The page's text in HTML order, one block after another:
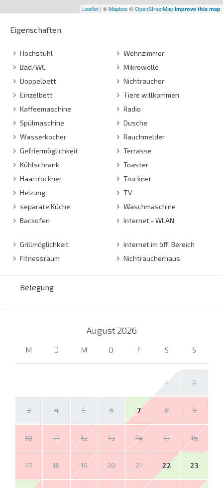
Leaflet | ©Mapbox ©OpenStreetMap Improve this map
Eigenschaften
Hochstuhl
Bad/WC
Doppelbett
Einzelbett
Kaffeemaschine
Spülmaschine
Wasserkocher
Gefriermöglichkeit
Kühlschrank
Haartrockner
Heizung
separate Küche
Backofen
Wohnzimmer
Mikrowelle
Nichtraucher
Tiere willkommen
Radio
Dusche
Rauchmelder
Terrasse
Toaster
Trockner
TV
Waschmaschine
Internet - WLAN
Grillmöglichkeit
Fitnessraum
Internet im öff. Bereich
Nichtraucherhaus
Belegung
August 2026
M D M D F S S
1 2
3 4 5 6 7 8 9
10 11 12 13 14 15 16
17 18 19 20 21 22 23